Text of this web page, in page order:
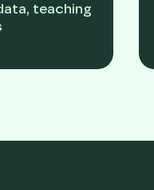
teaching